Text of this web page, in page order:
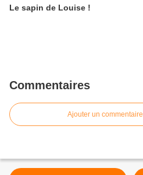
Le sapin de Louise !
Commentaires
Ajouter un commentaire